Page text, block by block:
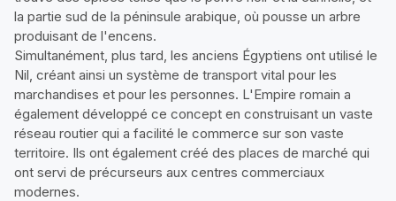
la partie sud de la péninsule arabique, où pousse un arbre
produisant de l'encens.
Simultanément, plus tard, les anciens Égyptiens ont utilisé le
Nil, créant ainsi un système de transport vital pour les
marchandises et pour les personnes. L'Empire romain a
également développé ce concept en construisant un vaste
réseau routier qui a facilité le commerce sur son vaste
territoire. Ils ont également créé des places de marché qui
ont servi de précurseurs aux centres commerciaux
modernes.